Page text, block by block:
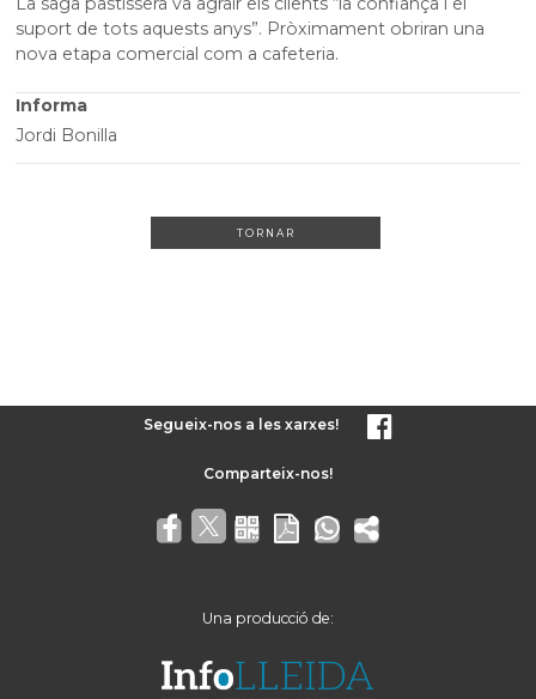
suport de tots aquests anys”. Pròximament obriran una
nova etapa comercial com a cafeteria.
Informa
Jordi Bonilla
TORNAR
Segueix-nos a les xarxes!
Una producció de: